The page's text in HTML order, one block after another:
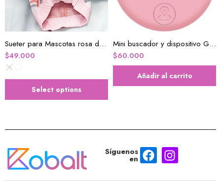
Sueter para Mascotas rosa de rayas
$49.000
L
Select options
Mini buscador y dispositivo GPS para perros
$60.000
Añadir al carrito
Síguenos
en